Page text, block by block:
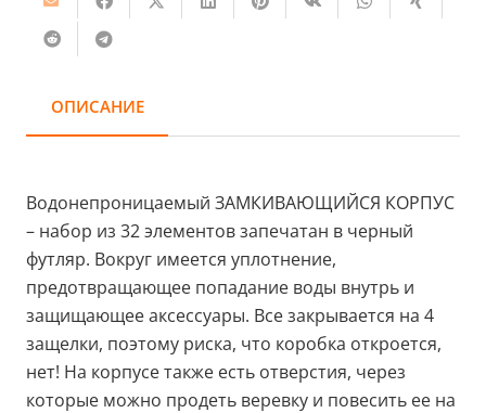
ОПИСАНИЕ
Водонепроницаемый ЗАМКИВАЮЩИЙСЯ КОРПУС
– набор из 32 элементов запечатан в черный
футляр. Вокруг имеется уплотнение,
предотвращающее попадание воды внутрь и
защищающее аксессуары. Все закрывается на 4
защелки, поэтому риска, что коробка откроется,
нет! На корпусе также есть отверстия, через
которые можно продеть веревку и повесить ее на